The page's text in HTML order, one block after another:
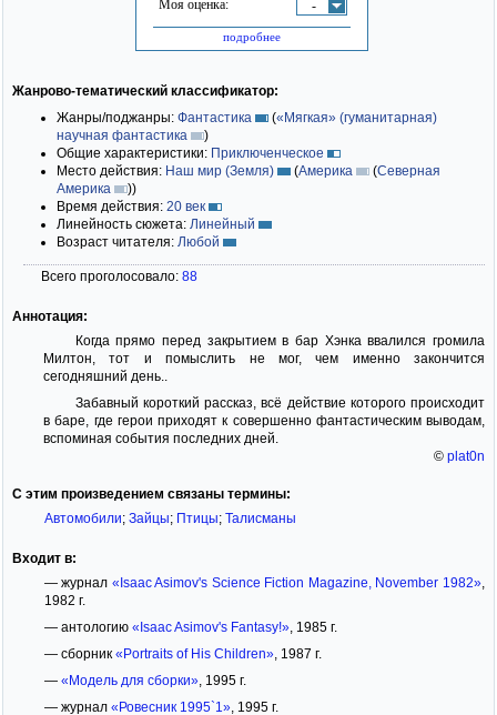
Моя оценка: -
подробнее
Жанрово-тематический классификатор:
Жанры/поджанры: Фантастика («Мягкая» (гуманитарная)
научная фантастика
)
Общие характеристики: Приключенческое
Место действия: Наш мир (Земля) (Америка (Северная
Америка
))
Время действия: 20 век
Линейность сюжета: Линейный
Возраст читателя: Любой
Всего проголосовало: 88
Аннотация:
Когда прямо перед закрытием в бар Хэнка ввалился громила
Милтон, тот и помыслить не мог, чем именно закончится
сегодняшний день..
Забавный короткий рассказ, всё действие которого происходит
в баре, где герои приходят к совершенно фантастическим выводам,
вспоминая события последних дней.
© plat0n
С этим произведением связаны термины:
Автомобили; Зайцы; Птицы; Талисманы
Входит в:
— журнал «Isaac Asimov's Science Fiction Magazine, November 1982»
1982 г.
— антологию «Isaac Asimov's Fantasy!», 1985 г.
— сборник «Portraits of His Children», 1987 г.
— «Модель для сборки», 1995 г.
— журнал «Ровесник 1995`1», 1995 г.